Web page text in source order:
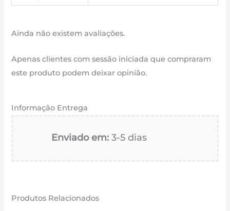
Ainda não existem avaliações.
Apenas clientes com sessão iniciada que compraram
este produto podem deixar opinião.
Informação Entrega
Enviado em: 3-5 dias
Produtos Relacionados